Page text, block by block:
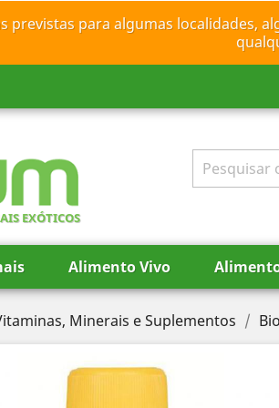
previstas para algumas localidades,
EXÓTICOS
Alimento Vivo
Minerais e Suplementos